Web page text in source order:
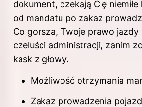
dokument, czekają Cię
od mandatu po zakaz
Co gorsza, Twoje prawo jazdy
czeluści administracji, zanim
kask z głowy.
Możliwość otrzymania
Zakaz prowadzenia